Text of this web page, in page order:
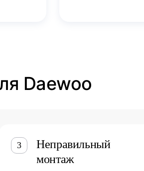
Daewoo
3
Неправильный
монтаж